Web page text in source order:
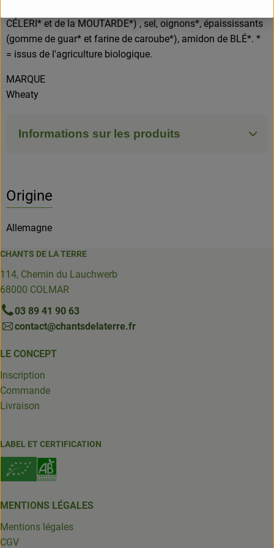
CÉLERI* et de la MOUTARDE*) , sel, oignons*, épaississants
(gomme de guar* et farine de caroube*), amidon de BLÉ*. *
= issus de l'agriculture biologique.
MARQUE
Wheaty
Informations sur les produits
Origine
Allemagne
CHANTS DE LA TERRE
114, Chemin du Lauchwerb
68000 COLMAR
03 89 41 90 63
contact@chantsdelaterre.fr
LE CONCEPT
Inscription
Commande
Livraison
LABEL ET CERTIFICATION
MENTIONS LÉGALES
Mentions légales
CGV